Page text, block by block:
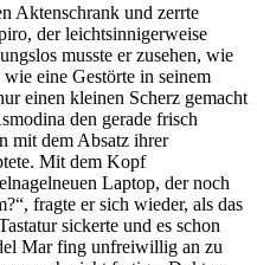
Aktenschrank und zerrte
der leichtsinnigerweise
musste er zusehen, wie
eine Gestörte in seinem
einen kleinen Scherz gemacht
den gerade frisch
mit dem Absatz ihrer
Mit dem Kopf
Laptop, der noch
fragte er sich wieder, als das
sickerte und es schon
Mar fing unfreiwillig an zu